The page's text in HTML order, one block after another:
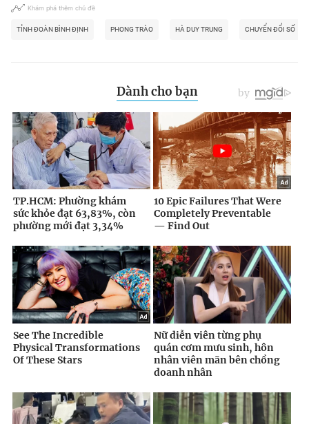
Khám phá thêm chủ đề
TỈNH ĐOÀN BÌNH ĐỊNH PHONG TRÀO HÀ DUY TRUNG CHUYỂN ĐỔI SỐ